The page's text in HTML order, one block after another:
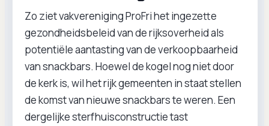
Zo ziet vakvereniging ProFri het ingezette
gezondheidsbeleid van de rijksoverheid als
potentiële aantasting van de verkoopbaarheid
van snackbars. Hoewel de kogel nog niet door
de kerk is, wil het rijk gemeenten in staat stellen
de komst van nieuwe snackbars te weren. Een
dergelijke sterfhuisconstructie tast